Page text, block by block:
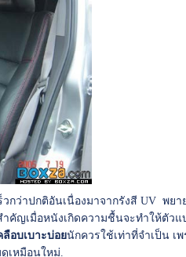
กว่าปกติอันเนื่องมาจากรังสี UV พยา
ญเมื่อหนังเกิดความชื้นจะทำให้ตัวแ
ลือบเบาะบ่อยนักควรใช้เท่าที่จำเป็น เพ
เหมือนใหม่.